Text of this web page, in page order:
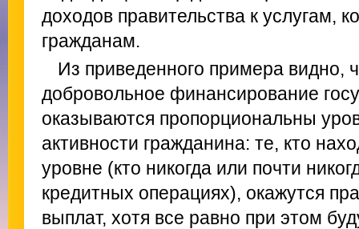
доходов правительства к услугам,
гражданам.
Из приведенного примера видно,
добровольное финансирование
оказываются пропорциональны
активности гражданина: те, кто
уровне (кто никогда или почти
кредитных операциях), окажутся
выплат, хотя все равно при этом